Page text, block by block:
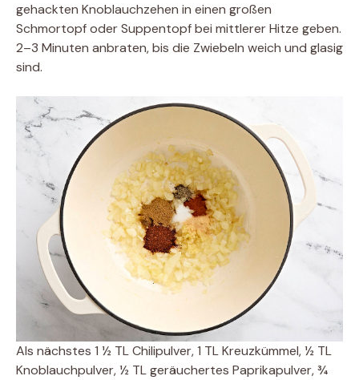
gehackten Knoblauchzehen in einen großen
Schmortopf oder Suppentopf bei mittlerer Hitze geben.
2–3 Minuten anbraten, bis die Zwiebeln weich und glasig
sind.
Als nächstes 1 ½ TL Chilipulver, 1 TL Kreuzkümmel, ½ TL
Knoblauchpulver, ½ TL geräuchertes Paprikapulver, ¾